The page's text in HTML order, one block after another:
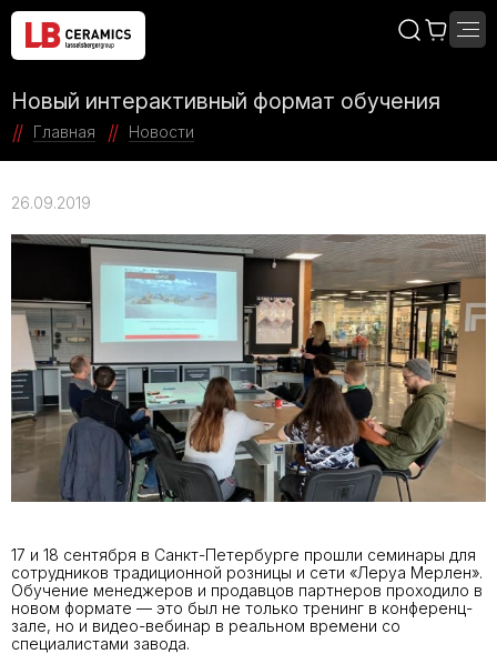
Новый интерактивный формат обучения
Главная Новости
26.09.2019
17 и 18 сентября в Санкт-Петербурге прошли семинары для
сотрудников традиционной розницы и сети «Леруа Мерлен».
Обучение менеджеров и продавцов партнеров проходило в
новом формате — это был не только тренинг в конференц-
зале, но и видео-вебинар в реальном времени со
специалистами завода.